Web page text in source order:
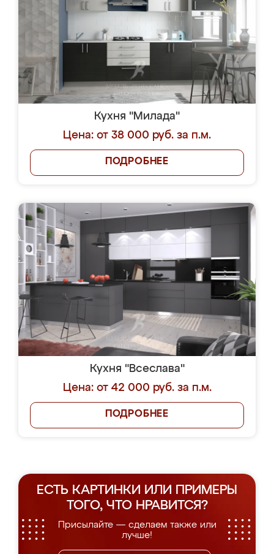
Кухня "Милада"
Цена: от 38 000 руб. за п.м.
ПОДРОБНЕЕ
Кухня "Всеслава"
Цена: от 42 000 руб. за п.м.
ПОДРОБНЕЕ
ЕСТЬ КАРТИНКИ ИЛИ ПРИМЕРЫ
ТОГО, ЧТО НРАВИТСЯ?
Присылайте — сделаем также или
лучше!